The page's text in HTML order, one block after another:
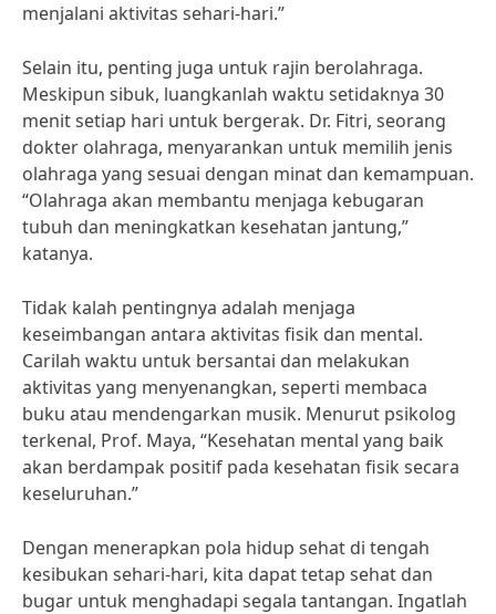
menjalani aktivitas sehari-hari.”
Selain itu, penting juga untuk rajin berolahraga.
Meskipun sibuk, luangkanlah waktu setidaknya 30
menit setiap hari untuk bergerak. Dr. Fitri, seorang
dokter olahraga, menyarankan untuk memilih jenis
olahraga yang sesuai dengan minat dan kemampuan.
“Olahraga akan membantu menjaga kebugaran
tubuh dan meningkatkan kesehatan jantung,”
katanya.
Tidak kalah pentingnya adalah menjaga
keseimbangan antara aktivitas fisik dan mental.
Carilah waktu untuk bersantai dan melakukan
aktivitas yang menyenangkan, seperti membaca
buku atau mendengarkan musik. Menurut psikolog
terkenal, Prof. Maya, “Kesehatan mental yang baik
akan berdampak positif pada kesehatan fisik secara
keseluruhan.”
Dengan menerapkan pola hidup sehat di tengah
kesibukan sehari-hari, kita dapat tetap sehat dan
bugar untuk menghadapi segala tantangan. Ingatlah